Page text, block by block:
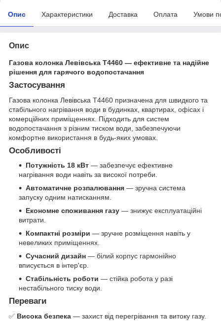
Опис Характеристики Доставка Оплата Умови
Опис
Газова колонка Левівська Т4460 — ефективне та надійне
рішення для гарячого водопостачання
Застосування
Газова колонка Левівська Т4460 призначена для швидкого та
стабільного нагрівання води в будинках, квартирах, офісах і
комерційних приміщеннях. Підходить для систем
водопостачання з різним тиском води, забезпечуючи
комфортне використання в будь-яких умовах.
Особливості
Потужність 18 кВт — забезпечує ефективне
нагрівання води навіть за високої потреби.
Автоматичне розпалювання — зручна система
запуску одним натисканням.
Економне споживання газу — знижує експлуатаційні
витрати.
Компактні розміри — зручне розміщення навіть у
невеликих приміщеннях.
Сучасний дизайн — білий корпус гармонійно
вписується в інтер'єр.
Стабільність роботи — стійка робота у разі
нестабільного тиску води.
Переваги
✅ Висока безпека — захист від перегрівання та витоку газу.